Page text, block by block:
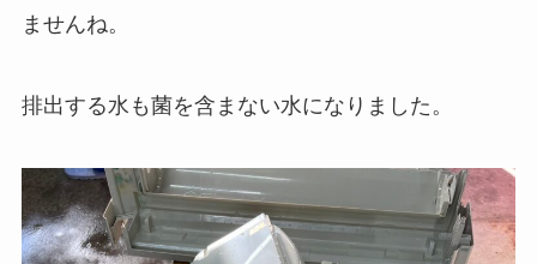
ませんね。
排出する水も菌を含まない水になりました。